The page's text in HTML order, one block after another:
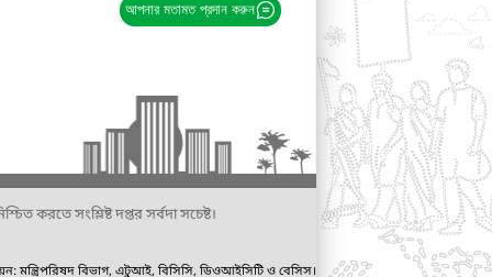
আপনার মতামত প্রদান করুন
করতে সংশ্লিষ্ট দপ্তর সর্বদা সচেষ্ট।
মন্ত্রিপরিষদ বিভাগ, এটুআই, বিসিসি, ডিওআইসিটি ও বেসিস।